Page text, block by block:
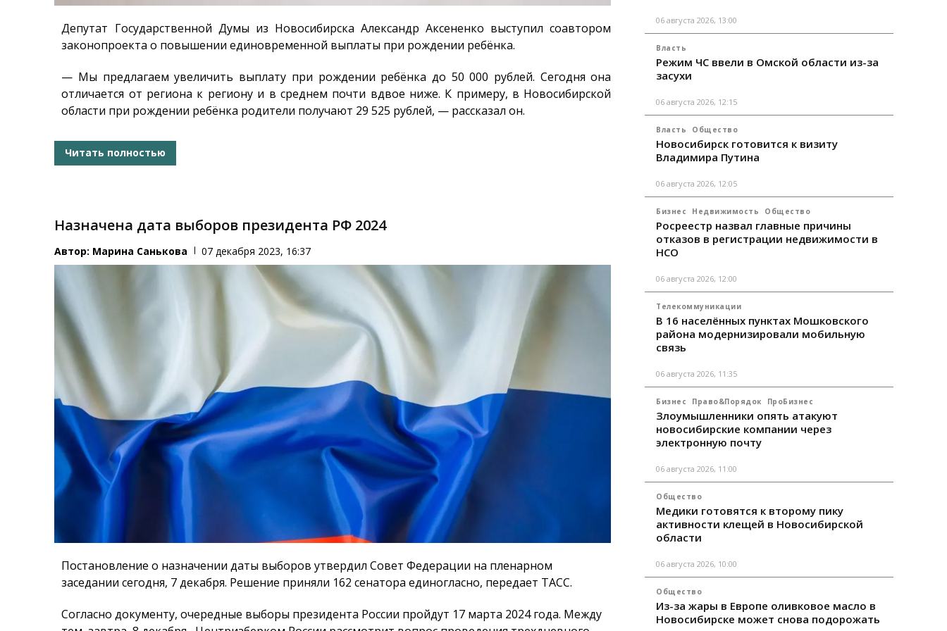
Депутат Государственной Думы из Новосибирска Александр Аксененко выступил соавтором
законопроекта о повышении единовременной выплаты при рождении ребёнка.
— Мы предлагаем увеличить выплату при рождении ребёнка до 50 000 рублей. Сегодня она
отличается от региона к региону и в среднем почти вдвое ниже. К примеру, в Новосибирской
области при рождении ребёнка родители получают 29 525 рублей, — рассказал он.
Читать полностью
Назначена дата выборов президента РФ 2024
Автор: Марина Санькова 07 декабря 2023, 16:37
Постановление о назначении даты выборов утвердил Совет Федерации на пленарном
заседании сегодня, 7 декабря. Решение приняли 162 сенатора единогласно, передает ТАСС.
Согласно документу, очередные выборы президента России пройдут 17 марта 2024 года. Между
06 августа 2026, 13:00
Власть
Режим ЧС ввели в Омской области из-за
засухи
06 августа 2026, 12:15
Власть Общество
Новосибирск готовится к визиту
Владимира Путина
06 августа 2026, 12:05
Бизнес Недвижимость Общество
Росреестр назвал главные причины
отказов в регистрации недвижимости в
НСО
06 августа 2026, 12:00
Телекоммуникации
В 16 населённых пунктах Мошковского
района модернизировали мобильную
связь
06 августа 2026, 11:35
Бизнес Право&Порядок ПроБизнес
Злоумышленники опять атакуют
новосибирские компании через
электронную почту
06 августа 2026, 11:00
Общество
Медики готовятся к второму пику
активности клещей в Новосибирской
области
06 августа 2026, 10:00
Общество
Из-за жары в Европе оливковое масло в
Новосибирске может снова подорожать